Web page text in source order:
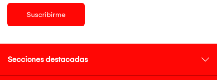
Suscribirme
Secciones destacadas